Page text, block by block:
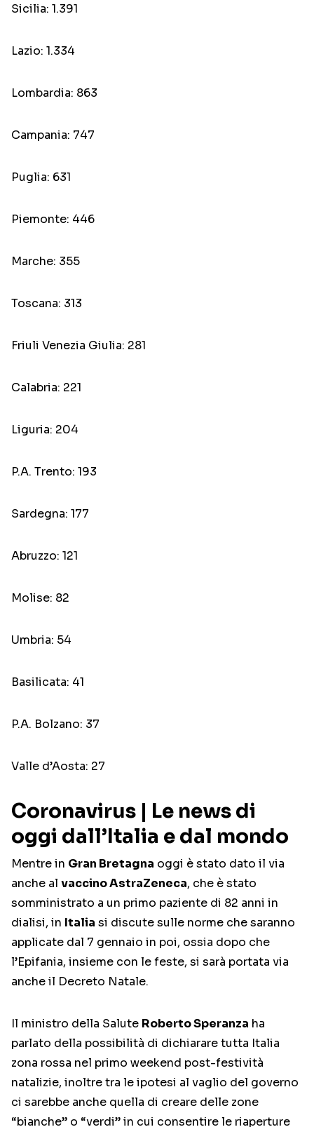
Sicilia: 1.391
Lazio: 1.334
Lombardia: 863
Campania: 747
Puglia: 631
Piemonte: 446
Marche: 355
Toscana: 313
Friuli Venezia Giulia: 281
Calabria: 221
Liguria: 204
P.A. Trento: 193
Sardegna: 177
Abruzzo: 121
Molise: 82
Umbria: 54
Basilicata: 41
P.A. Bolzano: 37
Valle d’Aosta: 27
Coronavirus | Le news di
oggi dall’Italia e dal mondo
Mentre in Gran Bretagna oggi è stato dato il via
anche al vaccino AstraZeneca, che è stato
somministrato a un primo paziente di 82 anni in
dialisi, in Italia si discute sulle norme che saranno
applicate dal 7 gennaio in poi, ossia dopo che
l’Epifania, insieme con le feste, si sarà portata via
anche il Decreto Natale.
Il ministro della Salute Roberto Speranza ha
parlato della possibilità di dichiarare tutta Italia
zona rossa nel primo weekend post-festività
natalizie, inoltre tra le ipotesi al vaglio del governo
ci sarebbe anche quella di creare delle zone
“bianche” o “verdi” in cui consentire le riaperture